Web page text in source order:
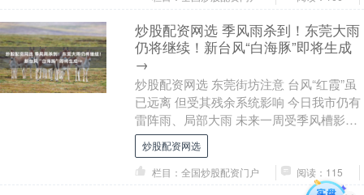
炒股配资网选 季风雨杀到！东莞大雨
仍将继续！新台风“白海豚”即将生成
→
炒股配资网选 东莞街坊注意 台风“红霞”虽
已远离 但受其残余系统影响 今日我市仍有
雷阵雨、局部大雨 未来一周受季风槽影响
东莞强降水频繁 季风雨来了 东莞街坊请....
炒股配资网选
栏目：全国炒股配资门户
阅读：115